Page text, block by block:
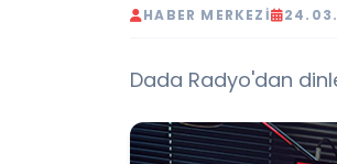
HABER MERKEZI
Dada Radyo'dan